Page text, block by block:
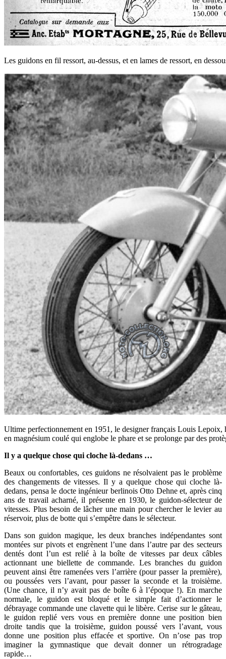
Les guidons en fil ressort, au-dessus, et en lames de ressort, en
Ultime perfectionnement en 1951, le designer français Louis
en magnésium coulé qui englobe le phare et se prolonge par des
Il y a quelque chose qui cloche là-dedans …
Beaux ou confortables, ces guidons ne résolvaient pas le problème
des changements de vitesses. Il y a quelque chose qui cloche là-
dedans, pensa le docte ingénieur berlinois Otto Dehne et, après cinq
ans de travail acharné, il présente en 1930, le guidon-sélecteur de
vitesses. Plus besoin de lâcher une main pour chercher le levier au
réservoir, plus de botte qui s’empêtre dans le sélecteur.
Dans son guidon magique, les deux branches indépendantes sont
montées sur pivots et engrènent l’une dans l’autre par des secteurs
dentés dont l’un est relié à la boîte de vitesses par deux câbles
actionnant une biellette de commande. Les branches du guidon
peuvent ainsi être ramenées vers l’arrière (pour passer la première),
ou poussées vers l’avant, pour passer la seconde et la troisième.
(Une chance, il n’y avait pas de boîte 6 à l’époque !). En marche
normale, le guidon est bloqué et le simple fait d’actionner le
débrayage commande une clavette qui le libère. Cerise sur le gâteau,
le guidon replié vers vous en première donne une position bien
droite tandis que la troisième, guidon poussé vers l’avant, vous
donne une position plus effacée et sportive. On n’ose pas trop
imaginer la gymnastique que devait donner un rétrogradage
rapide…